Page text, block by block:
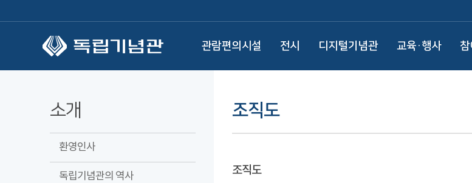
관람편의시설 전시 디지털기념관 교육·행사 참
소개
환영인사
독립기념관의 역사
조직도
조직도